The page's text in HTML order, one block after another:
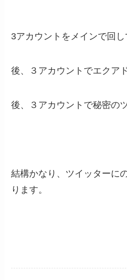
3アカウントをメインで回し
後、３アカウントでエクア
後、３アカウントで秘密の
結構かなり、ツイッターに
ります。